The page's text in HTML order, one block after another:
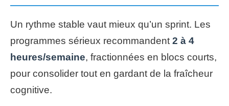
Un rythme stable vaut mieux qu’un sprint. Les
programmes sérieux recommandent 2 à 4
heures/semaine, fractionnées en blocs courts,
pour consolider tout en gardant de la fraîcheur
cognitive.